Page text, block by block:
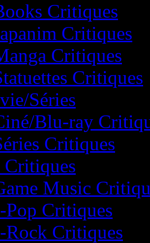
Critiques
Critiques
Critiques
Critiques
Séries
Blu-ray
Critiques
Music
Pop Critiques
Rock Critiques